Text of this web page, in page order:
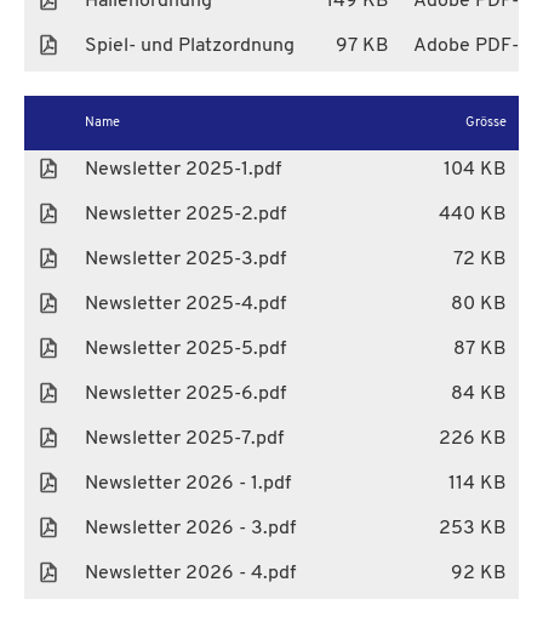
Spiel- und Platzordnung 97 KB Adobe PDF-
Name Grösse
Newsletter 2025-1.pdf 104 KB
Newsletter 2025-2.pdf 440 KB
Newsletter 2025-3.pdf 72 KB
Newsletter 2025-4.pdf 80 KB
Newsletter 2025-5.pdf 87 KB
Newsletter 2025-6.pdf 84 KB
Newsletter 2025-7.pdf 226 KB
Newsletter 2026 - 1.pdf 114 KB
Newsletter 2026 - 3.pdf 253 KB
Newsletter 2026 - 4.pdf 92 KB